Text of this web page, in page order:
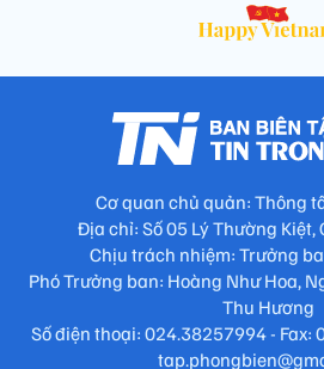
Cơ quan chủ quản: Thông
Địa chỉ: Số 05 Lý Thường Kiệt,
Chịu trách nhiệm: Trưởng
Phó Trưởng ban: Hoàng Như Hoa,
Thu Hương
Số điện thoại: 024.38257994 - Fax: